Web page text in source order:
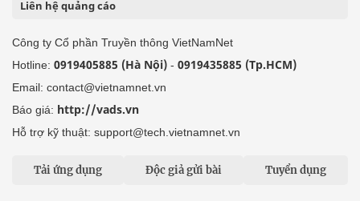
Liên hệ quảng cáo
Công ty Cổ phần Truyền thông VietNamNet
Hotline: 0919405885 (Hà Nội) - 0919435885 (Tp.HCM)
Email: contact@vietnamnet.vn
Báo giá: http://vads.vn
Hỗ trợ kỹ thuật: support@tech.vietnamnet.vn
Tải ứng dụng Độc giả gửi bài Tuyển dụng